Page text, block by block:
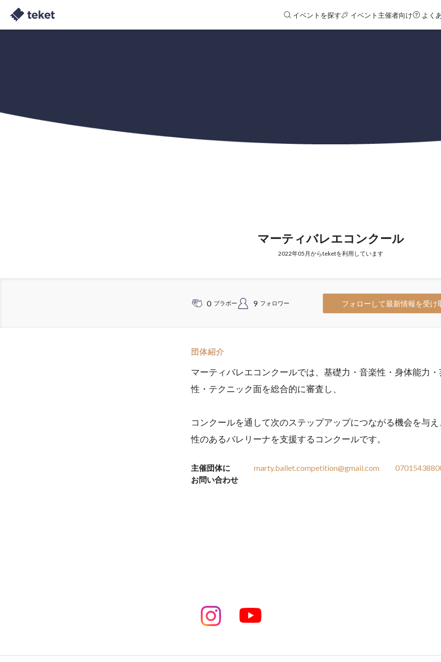
イベントを探す イベント主催者向け よく
マーティバレエコンクール
2022年05月からteketを利用しています
0 ブラボー 9 フォロワー フォローして最新情報を受け
団体紹介
マーティバレエコンクールでは、基礎力・音楽性・身体能力
性・テクニック面を総合的に審査し、
コンクールを通して次のステップアップにつながる機会を与
性のあるバレリーナを支援するコンクールです。
主催団体に
お問い合わせ
marty.ballet.competition@gmail.com